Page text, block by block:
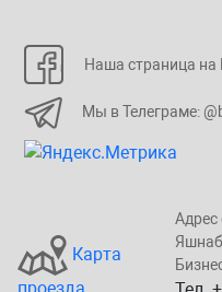
Наша страница на
Мы в Телеграме:
Карта
Адрес